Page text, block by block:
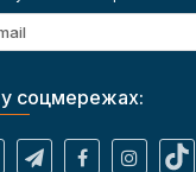
соцмережах: